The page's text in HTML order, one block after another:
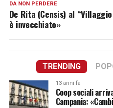
DA NON PERDERE
De Rita (Censis) al
è invecchiato»
TRENDING
13 anni fa
Coop sociali
Campania: